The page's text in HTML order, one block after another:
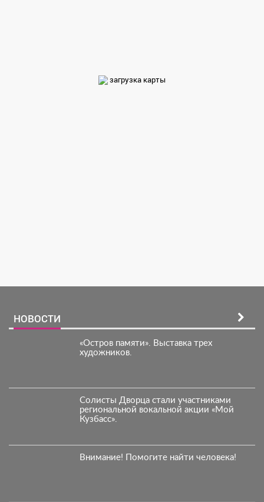
загрузка карты
НОВОСТИ
«Остров памяти». Выставка трех
художников.
Солисты Дворца стали участниками
региональной вокальной акции «Мой
Кузбасс».
Внимание! Помогите найти человека!